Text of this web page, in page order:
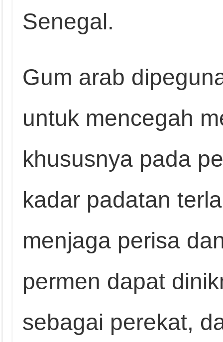
Senegal.
Gum arab
untuk mencegah
khususnya pada
kadar padatan
menjaga perisa
permen dapat
sebagai perekat,